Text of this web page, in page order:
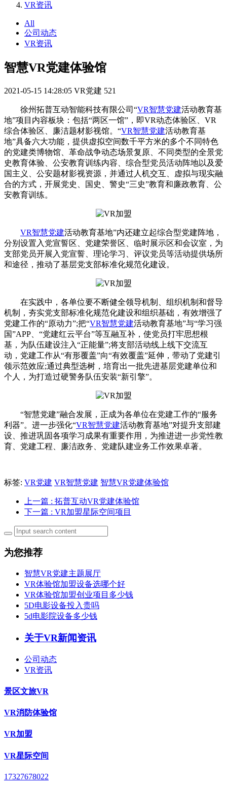
VR资讯
All
公司动态
VR资讯
智慧VR党建体验馆
2021-05-15 14:28:05 VR党建 521
徐州拓普互动智能科技有限公司“VR智慧党建活动教育基
地”项目内容板块：包括“两区一馆”，即VR动态体验区、VR
综合体验区、廉洁题材影视馆。“VR智慧党建活动教育基
地”具备六大功能，提供虚拟空间数千平方米的多个不同特色
的党建类博物馆、革命战争动态场景复原、不同类型的全景党
史教育体验、公安教育训练内容、综合型党员活动阵地以及爱
国主义、公安题材影视资源，并通过人机交互、虚拟与现实融
合的方式，开展党史、国史、警史“三史”教育和廉政教育、公
安教育训练。
VR智慧党建活动教育基地”内还建立起综合型党建阵地，
分别设置入党宣誓区、党建荣誉区、临时展示区和会议室，为
支部党员开展入党宣誓、理论学习、评议党员等活动提供场所
和途径，推动了基层党支部标准化规范化建设。
在实践中，各单位要不断健全领导机制、组织机制和督导
机制，夯实党支部标准化规范化建设和组织基础，有效增强了
党建工作的“原动力”;把“VR智慧党建活动教育基地”与“学习强
国”APP、“党建红云平台”等互融互补，使党员打牢思想根
基，为队伍建设注入“正能量”;将支部活动线上线下交流互
动，党建工作从“有形覆盖”向“有效覆盖”延伸，带动了党建引
领示范效应;通过典型选树，培育出一批先进基层党建单位和
个人，为打造过硬警务队伍安装“新引擎”。
“智慧党建”融合发展，正成为各单位在党建工作的“服务
利器”。进一步强化“VR智慧党建活动教育基地”对提升支部建
设、推进巩固各项学习成果有重要作用，为推进进一步党性教
育、党建工程、廉洁政务、党建队建业务工作效果卓著。
标签: VR党建 VR智慧党建 智慧VR党建体验馆
上一篇 : 拓普互动VR党建体验馆
下一篇 : VR加盟星际空间项目
为您推荐
智慧VR党建主题展厅
VR体验馆加盟设备选哪个好
VR体验馆加盟创业项目多少钱
5D电影设备投入贵吗
5d电影院设备多少钱
关于VR新闻资讯
公司动态
VR资讯
景区文旅VR
VR消防体验馆
VR加盟
VR星际空间
17327678022